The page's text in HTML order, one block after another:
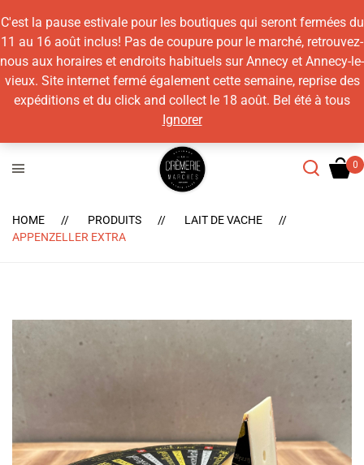
C'est la pause estivale pour les boutiques qui seront fermées du
11 au 16 août inclus! Pas de coupure pour le marché, retrouvez-
nous aux horaires et endroits habituels sur Annecy et Annecy-le-
vieux. Site internet fermé également cette semaine, reprise des
expéditions et du click and collect le 18 août. Bel été à tous
Ignorer
HOME PRODUITS
LAIT DE VACHE
APPENZELLER EXTRA